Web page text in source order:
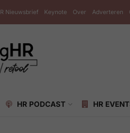
Nieuwsbrief Keynote Over Adverteren
HR PODCAST HR